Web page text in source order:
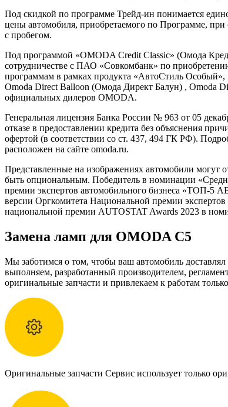
Под скидкой по программе Трейд-ин понимается
цены автомобиля, приобретаемого по Программе, при
с пробегом.
Под программой «OMODA Credit Classic» (Омода
сотрудничестве с ПАО «Совкомбанк» по
программам в рамках продукта «АвтоCтиль
Omoda Direct Balloon (Oмода Директ Балун) , Omoda
официальных дилеров OMODA.
Генеральная лицензия Банка России № 963 от 05
отказе в предоставлении кредита без объяснения
офертой (в соответствии со ст. 437, 494 ГК РФ).
расположен на сайте omoda.ru.
Представленные на изображениях автомобили могут
быть опциональным. Победитель в номинации
премии экспертов автомобильного бизнеса
версии Оргкомитета Национальной премии
национальной премии AUTOSTAT Awards 2023 в
Замена ламп для OMODA C5
Мы заботимся о том, чтобы ваш автомобиль
выполняем, разработанный производителем,
оригинальные запчасти и привлекаем к работам
Оригинальные запчасти Сервис использует только